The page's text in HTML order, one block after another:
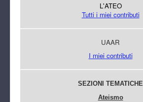
L'ATEO
Tutti i miei contributi
UAAR
I miei contributi
SEZIONI TEMATICHE
Ateismo